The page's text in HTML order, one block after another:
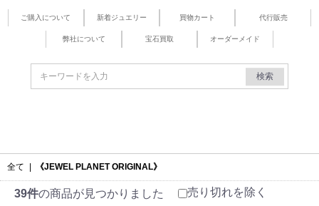
ご購入について 新着ジュエリー 買物カート 代行販売
弊社について 宝石買取 オーダーメイド
検索
全て 《JEWEL PLANET ORIGINAL》
39件の商品が見つかりました 売り切れを除く